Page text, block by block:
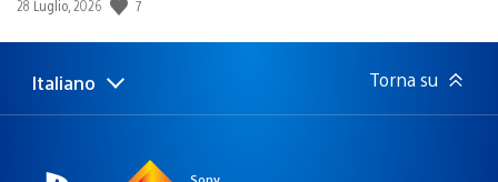
Data
pubblicazione:
28 Luglio, 2026 7
Seleziona
Regione
Italiano Torna su
Sony